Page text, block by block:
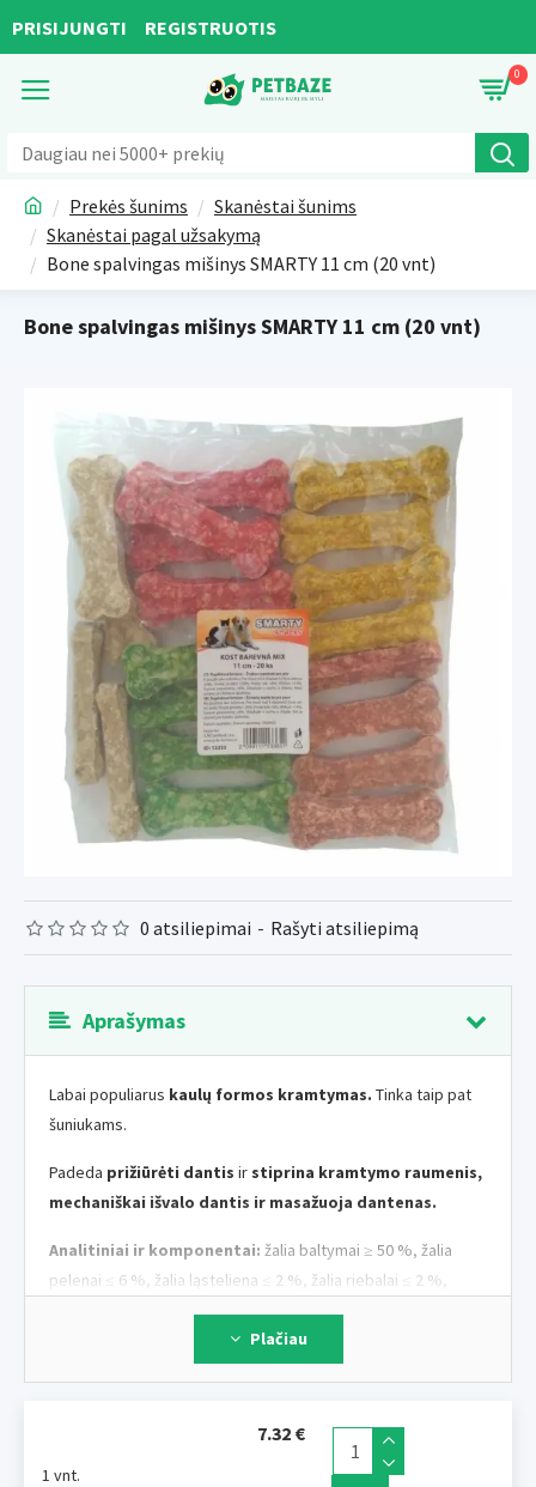
PRISIJUNGTI REGISTRUOTIS
0
Prekės šunims
Skanėstai šunims
Skanėstai pagal užsakymą
Bone spalvingas mišinys SMARTY 11 cm (20 vnt)
Bone spalvingas mišinys SMARTY 11 cm (20 vnt)
0 atsiliepimai - Rašyti atsiliepimą
1 vnt.
7.32 €
Aprašymas
Labai populiarus kaulų formos kramtymas. Tinka taip pat
šuniukams.
Padeda prižiūrėti dantis ir stiprina kramtymo raumenis,
mechaniškai išvalo dantis ir masažuoja dantenas.
Analitiniai ir komponentai: žalia baltymai ≥ 50 %, žalia
pelenai ≤ 6 %, žalia ląsteliena ≤ 2 %, žalia riebalai ≤ 2 %,
Plačiau